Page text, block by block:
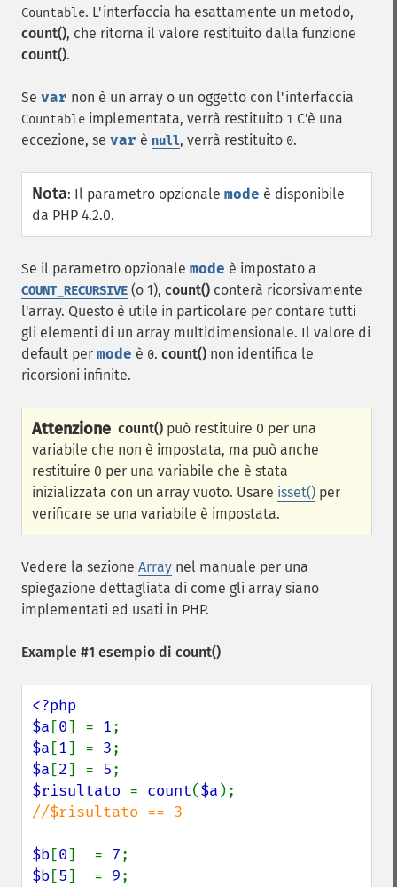
Countable. L'interfaccia ha esattamente un metodo,
count(), che ritorna il valore restituito dalla funzione
count().
Se var non è un array o un oggetto con l'interfaccia
Countable implementata, verrà restituito 1 C'è una
eccezione, se var è null, verrà restituito 0.
Nota: Il parametro opzionale mode è disponibile
da PHP 4.2.0.
Se il parametro opzionale mode è impostato a
COUNT_RECURSIVE (o 1), count() conterà ricorsivamente
l'array. Questo è utile in particolare per contare tutti
gli elementi di un array multidimensionale. Il valore di
default per mode è 0. count() non identifica le
ricorsioni infinite.
Attenzione count() può restituire 0 per una
variabile che non è impostata, ma può anche
restituire 0 per una variabile che è stata
inizializzata con un array vuoto. Usare isset() per
verificare se una variabile è impostata.
Vedere la sezione Array nel manuale per una
spiegazione dettagliata di come gli array siano
implementati ed usati in PHP.
Example #1 esempio di count()
<?php
$a [0] = 1
$a [1] = 3
$a [2] = 5
$risultato = count($a
//$risultato == 3
$b[0]  = 7
$b[5]  = 9